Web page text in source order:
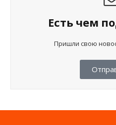
Есть чем
Пришли свою